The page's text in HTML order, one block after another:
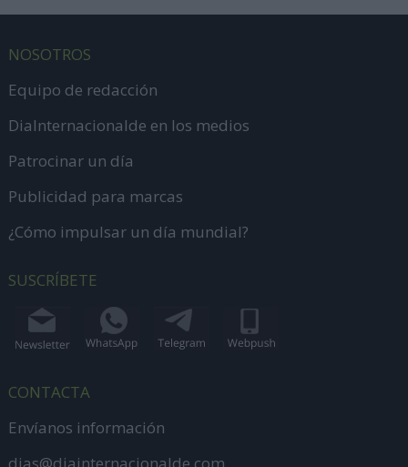
NOSOTROS
Equipo de redacción
DiaInternacionalde en los medios
Patrocinar un día
Publicidad para marcas
¿Cómo impulsar un día mundial?
SUSCRÍBETE
CONTACTA
Envíanos información